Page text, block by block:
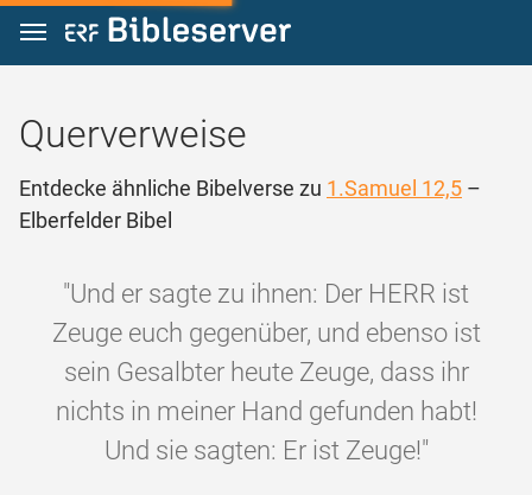
Zum Inhalt springen
Querverweise
Entdecke ähnliche Bibelverse zu 1.Samuel 12,5 –
Elberfelder Bibel
"Und er sagte zu ihnen: Der HERR ist
Zeuge euch gegenüber, und ebenso ist
sein Gesalbter heute Zeuge, dass ihr
nichts in meiner Hand gefunden habt!
Und sie sagten: Er ist Zeuge!"